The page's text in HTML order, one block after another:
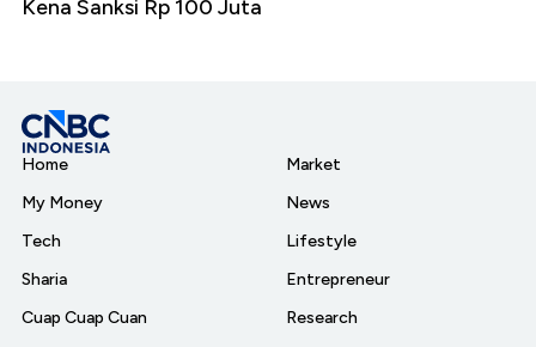
Kena Sanksi Rp 100 Juta
Home
My Money
Tech
Sharia
Cuap Cuap Cuan
Market
News
Lifestyle
Entrepreneur
Research